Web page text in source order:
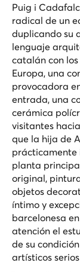
Puig i
radical de un
duplicando su
lenguaje
catalán con
Europa, una
provocadora
entrada, una
cerámica
visitantes
que la hija de
prácticamente
planta
original,
objetos
íntimo y
barcelonesa
atención el
de su
artísticos